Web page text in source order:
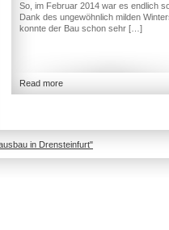
So, im Februar 2014 war es endlich
Dank des ungewöhnlich milden
konnte der Bau schon sehr […]
Read more
in Drensteinfurt"